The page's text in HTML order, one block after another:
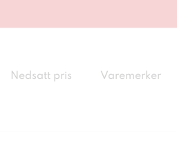
Nedsatt pris Varemerker